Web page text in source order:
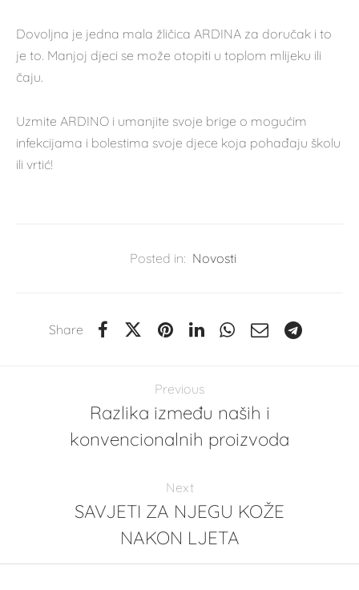
Dovoljna je jedna mala žličica ARDINA za doručak i to
je to. Manjoj djeci se može otopiti u toplom mlijeku ili
čaju.
Uzmite ARDINO i umanjite svoje brige o mogućim
infekcijama i bolestima svoje djece koja pohađaju školu
ili vrtić!
Posted in: Novosti
Share
Previous
Razlika između naših i
konvencionalnih proizvoda
Next
SAVJETI ZA NJEGU KOŽE
NAKON LJETA